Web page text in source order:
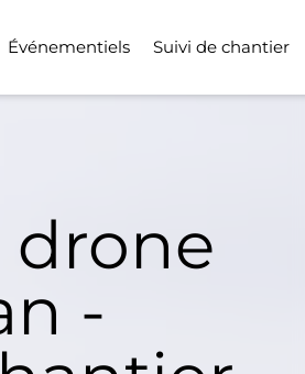
Événementiels Suivi de chantier
drone
-